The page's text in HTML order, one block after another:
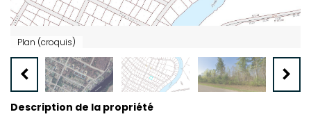
Plan (croquis)
Description de la propriété